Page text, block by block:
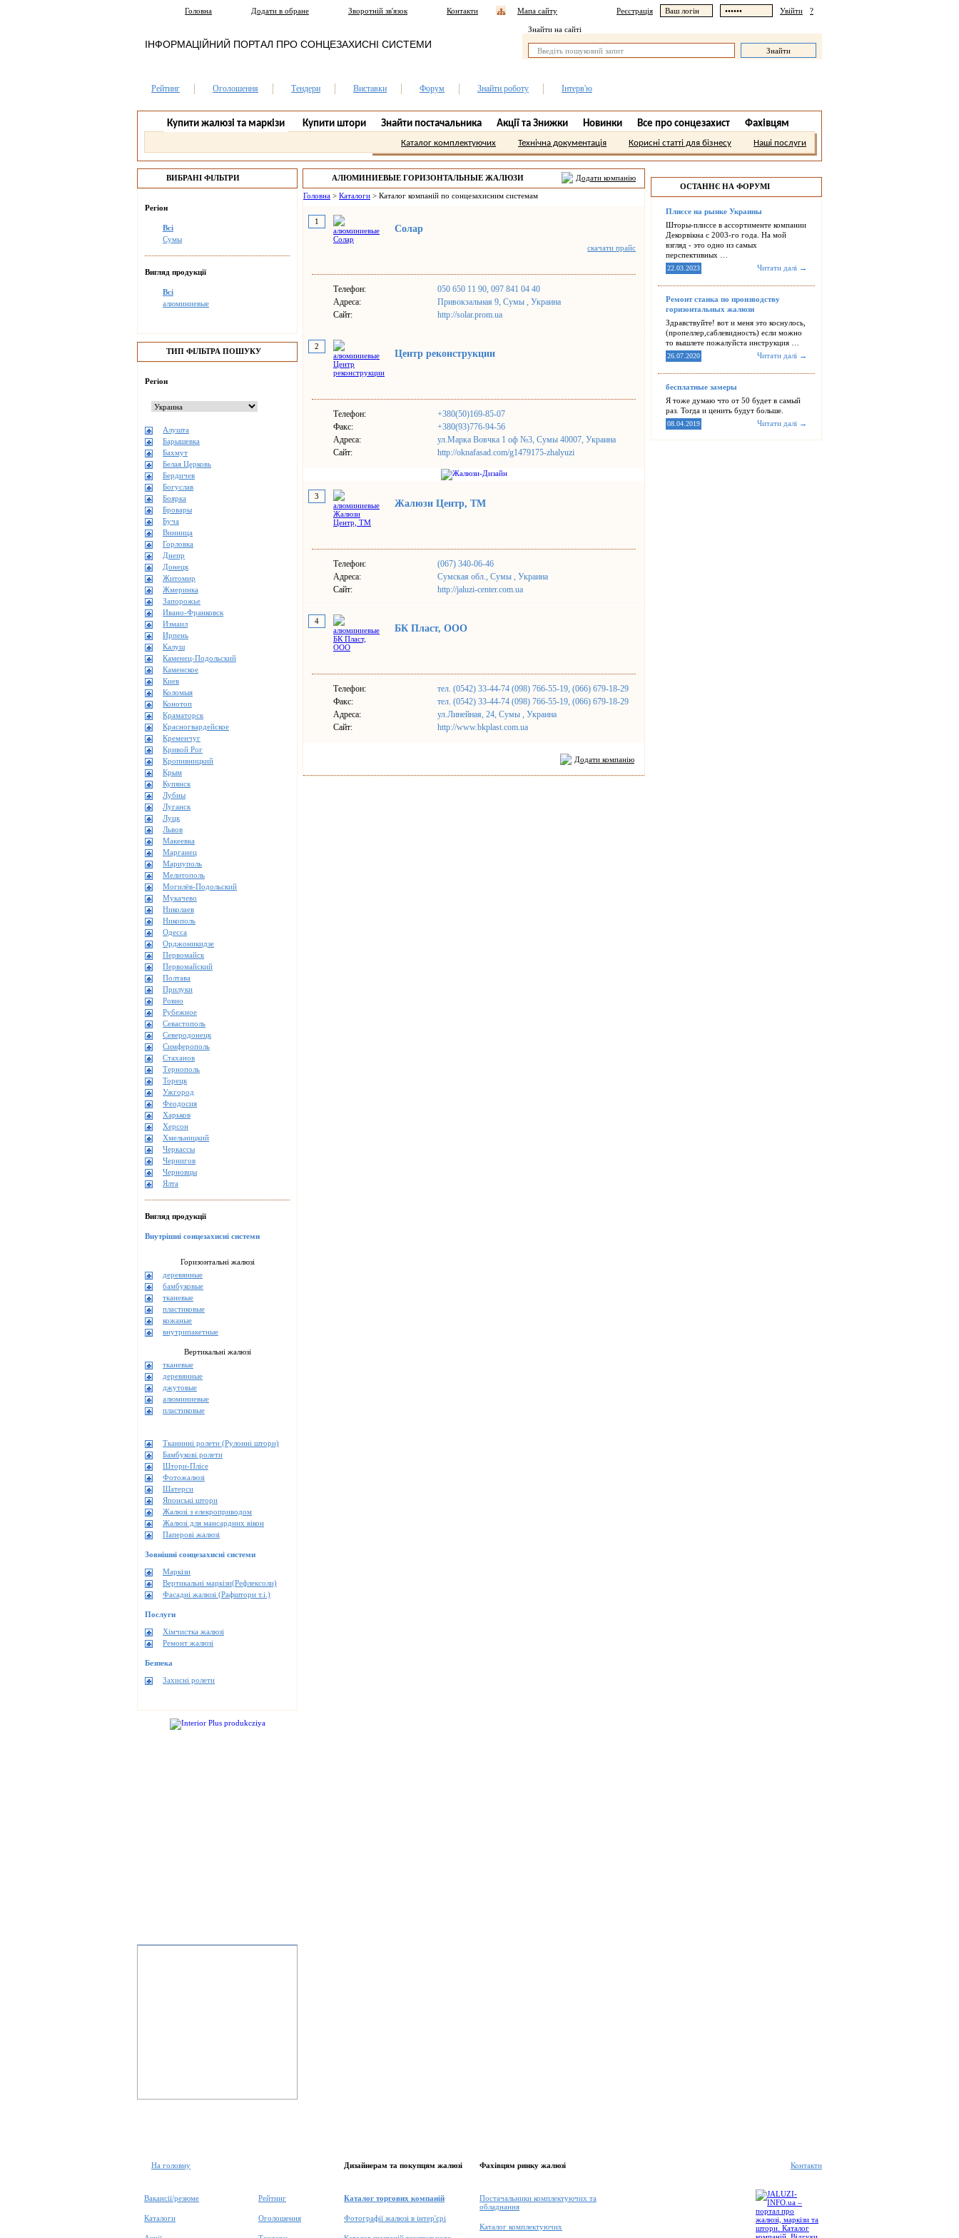
Реєстрація Увійти ?
Головна Додати в обране Зворотній зв'язок Контакти Мапа сайту
Знайти на сайті
ІНФОРМАЦІЙНИЙ ПОРТАЛ ПРО СОНЦЕЗАХИСНІ СИСТЕМИ
Рейтинг Оголошення Тендери Виставки Форум Знайти роботу Інтерв'ю
Купити жалюзі та маркізи Купити штори Знайти постачальника Акції та Знижки Новинки Все про сонцезахист Фахівцям
Каталог комплектуючих Технічна документація Корисні статті для бізнесу Наші послуги
ВИБРАНІ ФІЛЬТРИ
Регіон
Всі
Сумы
Вигляд продукції
Всі
алюминиевые
ТИП ФІЛЬТРА ПОШУКУ
Регіон
Алушта
Барышевка
Бахмут
Белая Церковь
Бердичев
Богуслав
Боярка
Бровары
Буча
Винница
Горловка
Днепр
Донецк
Житомир
Жмеринка
Запорожье
Ивано-Франковск
Измаил
Ирпень
Калуш
Каменец-Подольский
Каменское
Киев
Коломыя
Конотоп
Краматорск
Красногвардейское
Кременчуг
Кривой Рог
Кропивницкий
Крым
Купянск
Лубны
Луганск
Луцк
Львов
Макеевка
Марганец
Мариуполь
Мелитополь
Могилёв-Подольский
Мукачево
Николаев
Никополь
Одесса
Орджоникидзе
Первомайск
Первомайский
Полтава
Прилуки
Ровно
Рубежное
Севастополь
Северодонецк
Симферополь
Стаханов
Тернополь
Торецк
Ужгород
Феодосия
Харьков
Херсон
Хмельницкий
Черкассы
Чернигов
Черновцы
Ялта
Вигляд продукції
Внутрішні сонцезахисні системи
Горизонтальні жалюзі
деревянные
бамбуковые
тканевые
пластиковые
кожаные
внутрипакетные
Вертикальні жалюзі
тканевые
деревянные
джутовые
алюминиевые
пластиковые
Тканинні ролети (Рулонні штори)
Бамбукові ролети
Штори-Плісе
Фотожалюзі
Шатерси
Японські штори
Жалюзі з елекроприводом
Жалюзі для мансардних вікон
Паперові жалюзі
Зовнішні сонцезахисні системи
Маркізи
Вертикальні маркізи(Рефлексоли)
Фасадні жалюзі (Рафштори т.і.)
Послуги
Хімчистка жалюзі
Ремонт жалюзі
Безпека
Захисні ролети
Додати компанію
АЛЮМИНИЕВЫЕ ГОРИЗОНТАЛЬНЫЕ ЖАЛЮЗИ
СУМЫ.
Головна > Каталоги > Каталог компаній по сонцезахисним системам
скачати прайс
1
Солар
Телефон:
050 650 11 90, 097 841 04 40
Адреса:
Привокзальная 9, Сумы , Украина
Сайт:
http://solar.prom.ua
2
Центр реконструкции
Телефон:
+380(50)169-85-07
Факс:
+380(93)776-94-56
Адреса:
ул.Марка Вовчка 1 оф №3, Сумы 40007, Украина
Сайт:
http://oknafasad.com/g1479175-zhalyuzi
3
Жалюзи Центр, ТМ
Телефон:
(067) 340-06-46
Адреса:
Сумская обл., Сумы , Украина
Сайт:
http://jaluzi-center.com.ua
4
БК Пласт, ООО
Телефон:
тел. (0542) 33-44-74 (098) 766-55-19, (066) 679-18-29
Факс:
тел. (0542) 33-44-74 (098) 766-55-19, (066) 679-18-29
Адреса:
ул.Линейная, 24, Сумы , Украина
Сайт:
http://www.bkplast.com.ua
Додати компанію
ОСТАННЄ НА ФОРУМІ
Плиссе на рынке Украины
Шторы-плиссе в ассортименте компании
Декорвікна с 2003-го года. На мой
взгляд - это одно из самых
перспективных …
Читати далі →
22.03.2023
Ремонт станка по производству
горизонтальных жалюзи
Здравствуйте! вот и меня это коснулось,
(пропеллер,саблевидность) если можно
то вышлете пожалуйста инструкция …
Читати далі →
26.07.2020
бесплатные замеры
Я тоже думаю что от 50 будет в самый
раз. Тогда и ценить будут больше.
Читати далі →
08.04.2019
Контакти
На головну
Вакансії/резюме
Каталоги
Рейтинг
Оголошення
Дизайнерам та покупцям жалюзі
Каталог торгових компаній
Фотографії жалюзі в інтер'єрі
Фахівцям ринку жалюзі
Постачальники комплектуючих та
обладнання
Каталог комплектуючих